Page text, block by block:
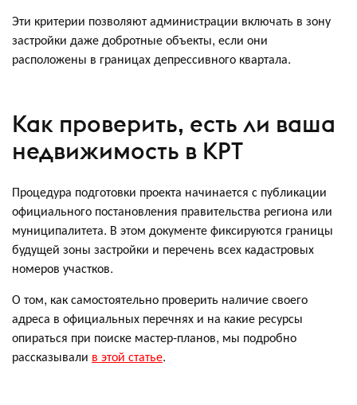
Эти критерии позволяют администрации включать в зону
застройки даже добротные объекты, если они
расположены в границах депрессивного квартала.
Как проверить, есть ли ваша
недвижимость в КРТ
Процедура подготовки проекта начинается с публикации
официального постановления правительства региона или
муниципалитета. В этом документе фиксируются границы
будущей зоны застройки и перечень всех кадастровых
номеров участков.
О том, как самостоятельно проверить наличие своего
адреса в официальных перечнях и на какие ресурсы
опираться при поиске мастер-планов, мы подробно
рассказывали в этой статье.